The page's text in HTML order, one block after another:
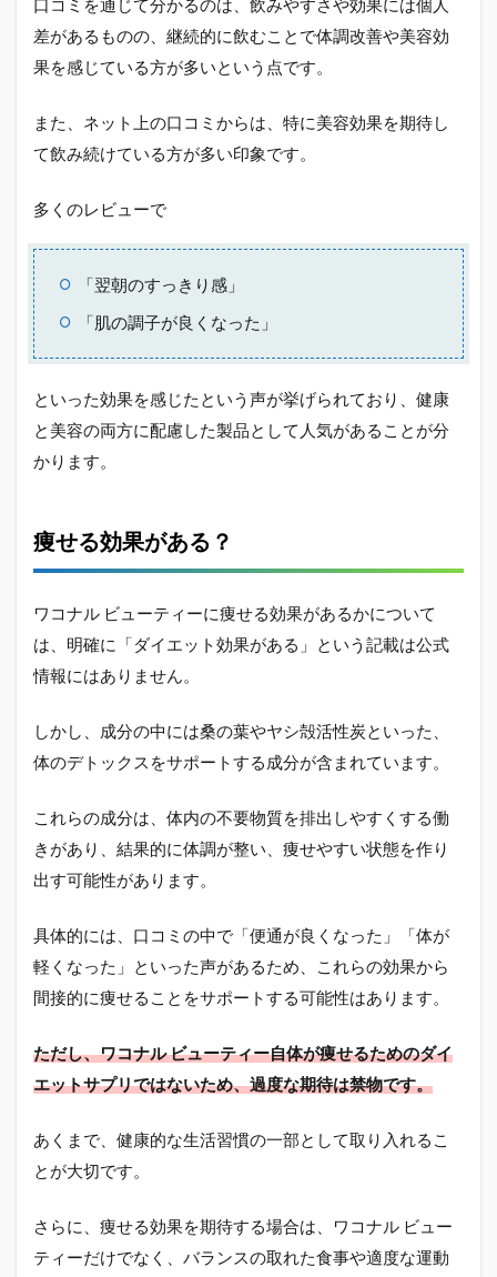
ジネ
スな
の
か？
妊娠
中で
る？
2.3
便秘
改善
効果
る
ワコ
ナル
はど
こで
る？
2.5
ワコ
ーテ
ィー
い？
口コ
ミを
総括
口コミを通じて分かるのは、飲みやすさや効果には個人
差があるものの、継続的に飲むことで体調改善や美容効
果を感じている方が多いという点です。
また、ネット上の口コミからは、特に美容効果を期待し
て飲み続けている方が多い印象です。
多くのレビューで
「翌朝のすっきり感」
「肌の調子が良くなった」
といった効果を感じたという声が挙げられており、健康
と美容の両方に配慮した製品として人気があることが分
かります。
痩せる効果がある？
ワコナル ビューティーに痩せる効果があるかについて
は、明確に「ダイエット効果がある」という記載は公式
情報にはありません。
しかし、成分の中には桑の葉やヤシ殻活性炭といった、
体のデトックスをサポートする成分が含まれています。
これらの成分は、体内の不要物質を排出しやすくする働
きがあり、結果的に体調が整い、痩せやすい状態を作り
出す可能性があります。
具体的には、口コミの中で「便通が良くなった」「体が
軽くなった」といった声があるため、これらの効果から
間接的に痩せることをサポートする可能性はあります。
ただし、ワコナル ビューティー自体が痩せるためのダイ
エットサプリではないため、過度な期待は禁物です。
あくまで、健康的な生活習慣の一部として取り入れるこ
とが大切です。
さらに、痩せる効果を期待する場合は、ワコナル ビュー
ティーだけでなく、バランスの取れた食事や適度な運動